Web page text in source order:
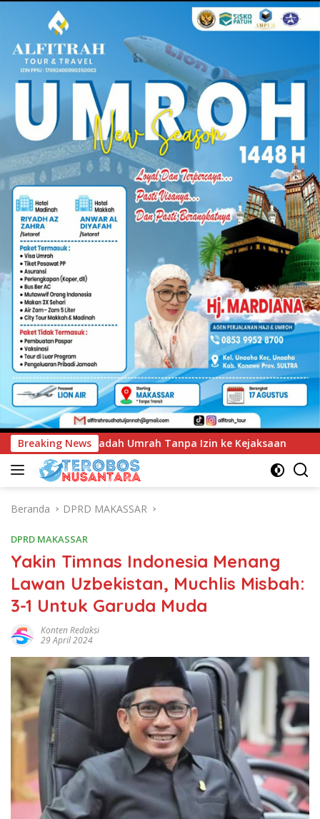
Breaking News
Izin ke Kejaksaan UNIMEN Tambah Delapan
Beranda DPRD MAKASSAR
DPRD MAKASSAR
Yakin Timnas Indonesia Menang
Lawan Uzbekistan, Muchlis Misbah:
3-1 Untuk Garuda Muda
Konten Redaksi
29 April 2024